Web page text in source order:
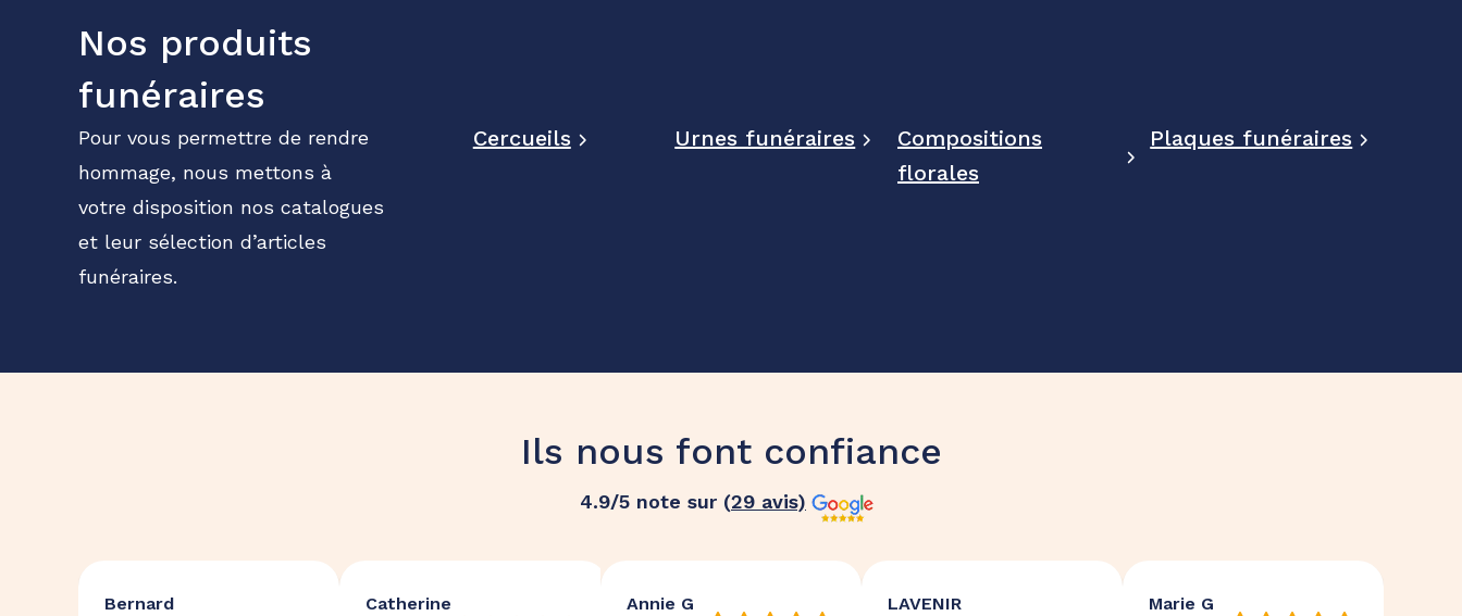
Nos produits
funéraires
Pour vous permettre de rendre
hommage, nous mettons à
votre disposition nos catalogues
et leur sélection d’articles
funéraires.
Cercueils Urnes funéraires
Compositions
florales
Plaques funéraires
Ils nous font confiance
4.9/5 note sur (29 avis)
Bernard
Catherine
Annie G
LAVENIR
Marie G